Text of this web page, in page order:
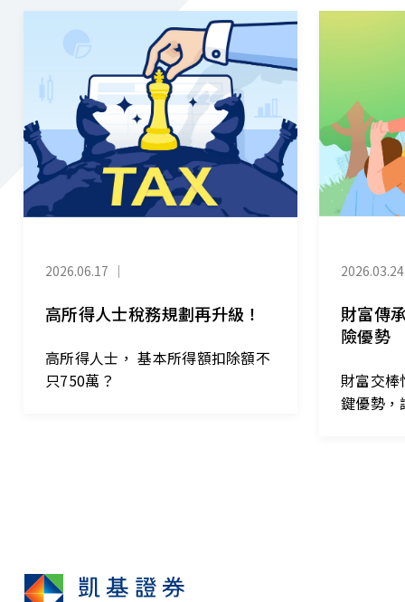
2026.06.17 ｜
高所得人士稅務規劃再升級！
高所得人士， 基本所得額扣除額不
只750萬？
2026.03.24
財富傳
險優勢
財富交棒
鍵優勢，